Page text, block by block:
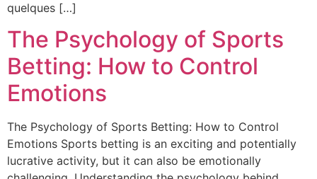
quelques […]
The Psychology of Sports
Betting: How to Control
Emotions
The Psychology of Sports Betting: How to Control
Emotions Sports betting is an exciting and potentially
lucrative activity, but it can also be emotionally